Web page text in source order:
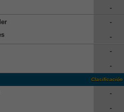
-
-
-
-
-
Clasificación
-
-